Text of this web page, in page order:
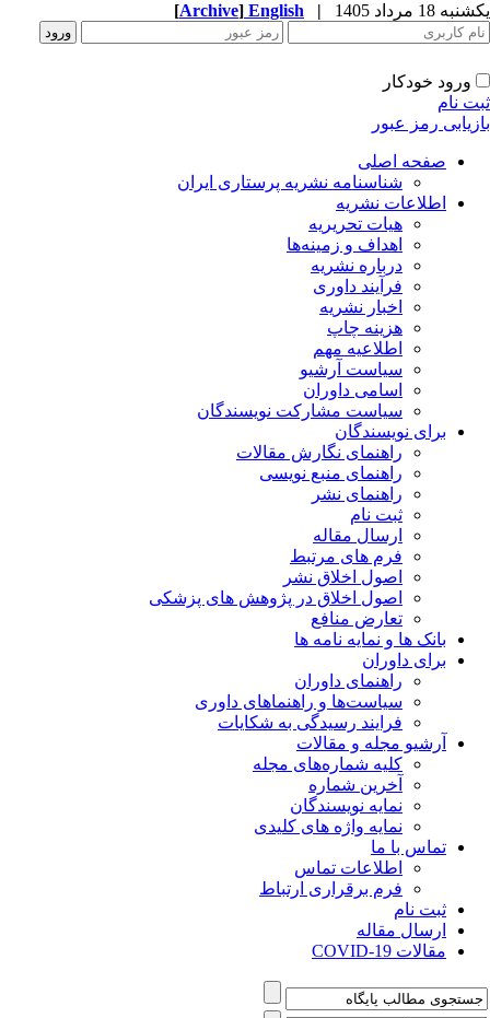
18 مرداد 1405 |
English
[Archive]
ورود خودکار
نام
رمز عبور
صفحه اصلی
شناسنامه نشریه پرستاری ایران
اطلاعات نشریه
هیات تحریریه
اهداف و زمینه‌ها
درباره نشریه
فرآیند داوری
اخبار نشریه
هزینه چاپ
اطلاعیه مهم
سیاست آرشیو
اسامی داوران
سیاست مشارکت نویسندگان
برای نویسندگان
راهنمای نگارش مقالات
راهنمای منبع نویسی
راهنمای نشر
ثبت نام
ارسال مقاله
فرم های مرتبط
اصول اخلاق نشر
اصول اخلاق در پژوهش های پزشکی
تعارض منافع
بانک ها و نمایه نامه ها
برای داوران
راهنمای داوران
سیاست‌ها و راهنماهای داوری
فرایند رسیدگی به شکایات
آرشیو مجله و مقالات
کلیه شماره‌های مجله
آخرین شماره
نمایه نویسندگان
نمایه واژه های کلیدی
تماس با ما
اطلاعات تماس
فرم برقراری ارتباط
ثبت نام
ارسال مقاله
مقالات COVID-19